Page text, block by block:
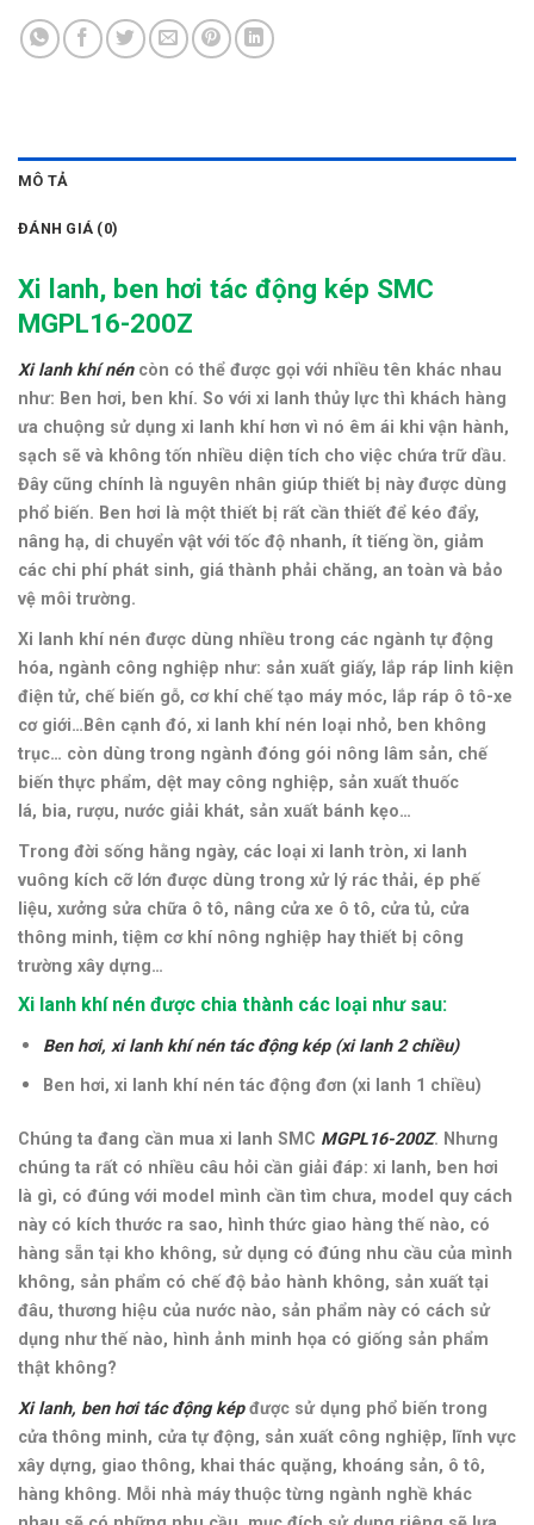
MÔ TẢ
ĐÁNH GIÁ (0)
Xi lanh, ben hơi tác động kép SMC
MGPL16-200Z
Xi lanh khí nén còn có thể được gọi với nhiều tên khác nhau
như: Ben hơi, ben khí. So với xi lanh thủy lực thì khách hàng
ưa chuộng sử dụng xi lanh khí hơn vì nó êm ái khi vận hành,
sạch sẽ và không tốn nhiều diện tích cho việc chứa trữ dầu.
Đây cũng chính là nguyên nhân giúp thiết bị này được dùng
phổ biến. Ben hơi là một thiết bị rất cần thiết để kéo đẩy,
nâng hạ, di chuyển vật với tốc độ nhanh, ít tiếng ồn, giảm
các chi phí phát sinh, giá thành phải chăng, an toàn và bảo
vệ môi trường.
Xi lanh khí nén được dùng nhiều trong các ngành tự động
hóa, ngành công nghiệp như: sản xuất giấy, lắp ráp linh kiện
điện tử, chế biến gỗ, cơ khí chế tạo máy móc, lắp ráp ô tô-xe
cơ giới… Bên cạnh đó, xi lanh khí nén loại nhỏ, ben không
trục… còn dùng trong ngành đóng gói nông lâm sản, chế
biến thực phẩm, dệt may công nghiệp, sản xuất thuốc
lá, bia, rượu, nước giải khát, sản xuất bánh kẹo…
Trong đời sống hằng ngày, các loại xi lanh tròn, xi lanh
vuông kích cỡ lớn được dùng trong xử lý rác thải, ép phế
liệu, xưởng sửa chữa ô tô, nâng cửa xe ô tô, cửa tủ, cửa
thông minh, tiệm cơ khí nông nghiệp hay thiết bị công
trường xây dựng…
Xi lanh khí nén được chia thành các loại như sau:
Ben hơi, xi lanh khí nén tác động kép (xi lanh 2 chiều)
Ben hơi, xi lanh khí nén tác động đơn (xi lanh 1 chiều)
Chúng ta đang cần mua xi lanh SMC MGPL16-200Z. Nhưng
chúng ta rất có nhiều câu hỏi cần giải đáp: xi lanh, ben hơi
là gì, có đúng với model mình cần tìm chưa, model quy cách
này có kích thước ra sao, hình thức giao hàng thế nào, có
hàng sẵn tại kho không, sử dụng có đúng nhu cầu của mình
không, sản phẩm có chế độ bảo hành không, sản xuất tại
đâu, thương hiệu của nước nào, sản phẩm này có cách sử
dụng như thế nào, hình ảnh minh họa có giống sản phẩm
thật không?
Xi lanh, ben hơi tác động kép được sử dụng phổ biến trong
cửa thông minh, cửa tự động, sản xuất công nghiệp, lĩnh vực
xây dựng, giao thông, khai thác quặng, khoáng sản, ô tô,
hàng không. Mỗi nhà máy thuộc từng ngành nghề khác